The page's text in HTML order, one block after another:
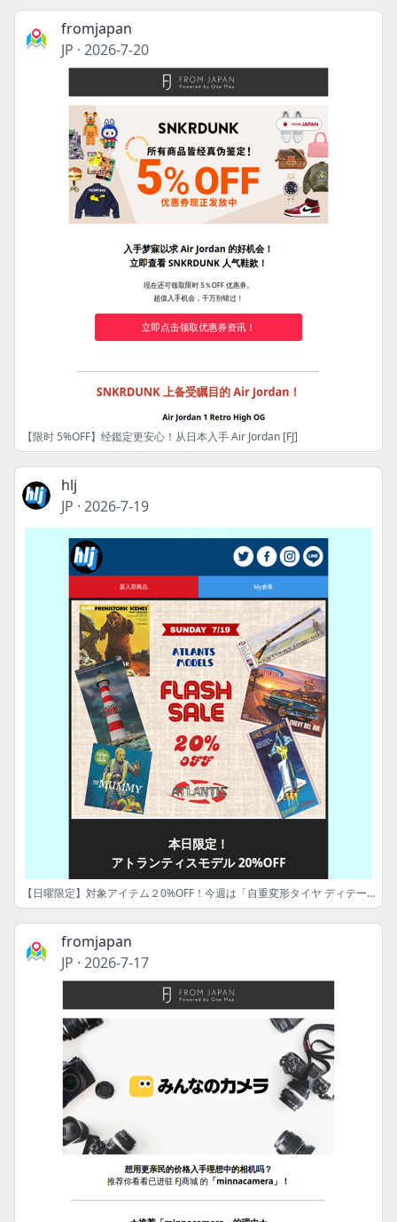
fromjapan
JP · 2026-7-20
【限时 5%OFF】经鑑定更安心！从日本入手 Air Jordan [FJ]
hlj
JP · 2026-7-19
【日曜限定】対象アイテム２0%OFF！今週は「自重変形タイヤ ディテールアップパーツ」特集フラッシュセール開催中
fromjapan
JP · 2026-7-17